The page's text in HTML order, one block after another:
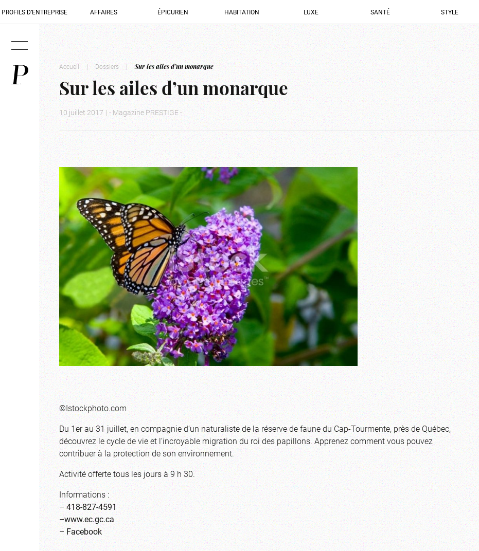
PROFILS D’ENTREPRISE AFFAIRES ÉPICURIEN HABITATION LUXE SANTÉ STYLE
Accueil | Dossiers | Sur les ailes d’un monarque
Sur les ailes d’un monarque
10 juillet 2017 | - Magazine PRESTIGE -
©Istockphoto.com
Du 1er au 31 juillet, en compagnie d’un naturaliste de la réserve de faune du Cap-Tourmente, près de Québec,
découvrez le cycle de vie et l’incroyable migration du roi des papillons. Apprenez comment vous pouvez
contribuer à la protection de son environnement.
Activité offerte tous les jours à 9 h 30.
Informations :
–418-827-4591
–www.ec.gc.ca
–Facebook